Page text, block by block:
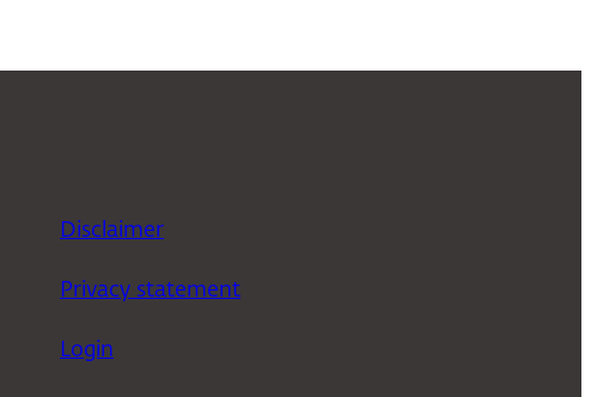
Disclaimer
Privacy statement
Login